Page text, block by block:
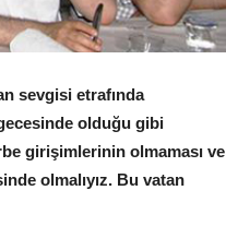
sevgisi etrafında
olduğu gibi
girişimlerinin olmaması ve
olmalıyız. Bu vatan